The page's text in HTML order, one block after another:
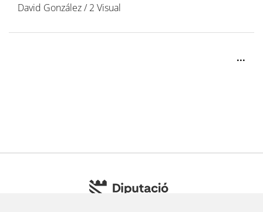
David González / 2 Visual
...